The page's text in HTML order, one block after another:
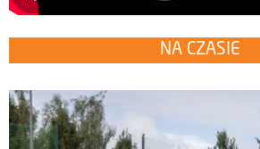
NA CZASIE